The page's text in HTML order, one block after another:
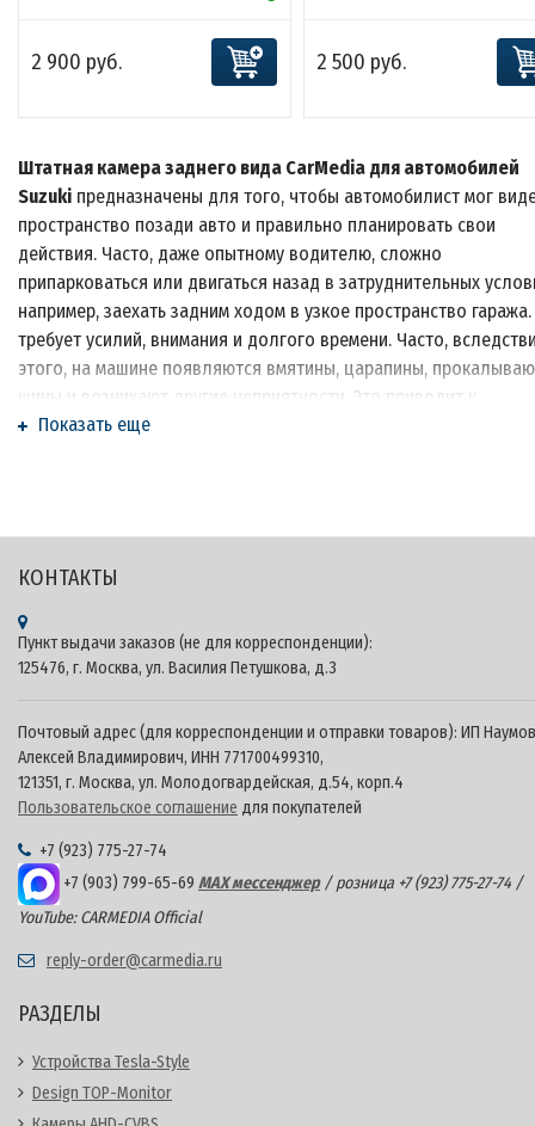
2 900 руб. 2 500 руб.
Штатная камера заднего вида CarMedia для автомобилей
Suzuki предназначены для того, чтобы автомобилист мог
пространство позади авто и правильно планировать свои
действия. Часто, даже опытному водителю, сложно
припарковаться или двигаться назад в затруднительных
например, заехать задним ходом в узкое пространство гаража.
требует усилий, внимания и долгого времени. Часто,
этого, на машине появляются вмятины, царапины,
шины и возникают другие неприятности. Это приводит к
финансовому ущербу, дополнительным переживаниям и
заднего видаCarMediaстановится для них особенно
устройством. Камера облегчает жизнь водителям и экономит
это современное устройство, в большинстве случаев решают:
«Непременно куплю камеру заднего видаCarMedia!
при помощи проводов, подсоединяется к монитору или
устройству, воспроизводящему видео. Также, есть
вида CarMedia беспроводная,изображения из которой при
помощи радиосигнала передается на монитор или дисплей.
монтировке Вы не повредите обшивку салона.
вида CarMedia беспроводнаячрезвычайно просто
устанавливается. Без труда справиться с подключением
монитор, расположенный в удобном для водителя месте.
отсутствие кабеля, что облегчает процесс монтировки. По
беспроводные и проводные камеры идентичны.
Показать еще
КОНТАКТЫ
Пункт выдачи заказов (не для корреспонденции):
125476, г. Москва, ул. Василия Петушкова, д.3
Почтовый адрес (для корреспонденции и отправки товаров): ИП Наумов
Алексей Владимирович, ИНН 771700499310,
121351, г. Москва, ул. Молодогвардейская, д.54, корп.4
Пользовательское соглашение для покупателей
+7 (923) 775-27-74
+7 (903) 799-65-69 MAX мессенджер/ розница +7 (923) 775-27-74 /
YouTube: CARMEDIA Official
reply-order@carmedia.ru
РАЗДЕЛЫ
Устройства Tesla-Style
Design TOP-Monitor